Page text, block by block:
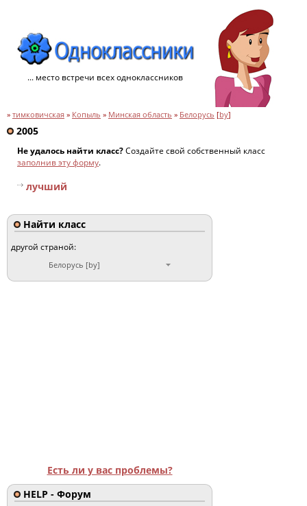
... место встречи всех одноклассников
» тимковичская » Копыль » Минская область » Белорусь [by]
2005
Не удалось найти класс?Создайте свой собственный класс
заполнив эту форму.
лучший
Найти класс
другой страной:
Белорусь [by]
Есть ли у вас проблемы?
HELP - Форум